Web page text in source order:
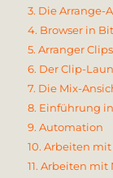
3. Die Arrange-
4. Browser in
5. Arranger Clips
6. Der Clip-
7. Die Mix-
8. Einführung
9. Automation
10. Arbeiten
11. Arbeiten mit